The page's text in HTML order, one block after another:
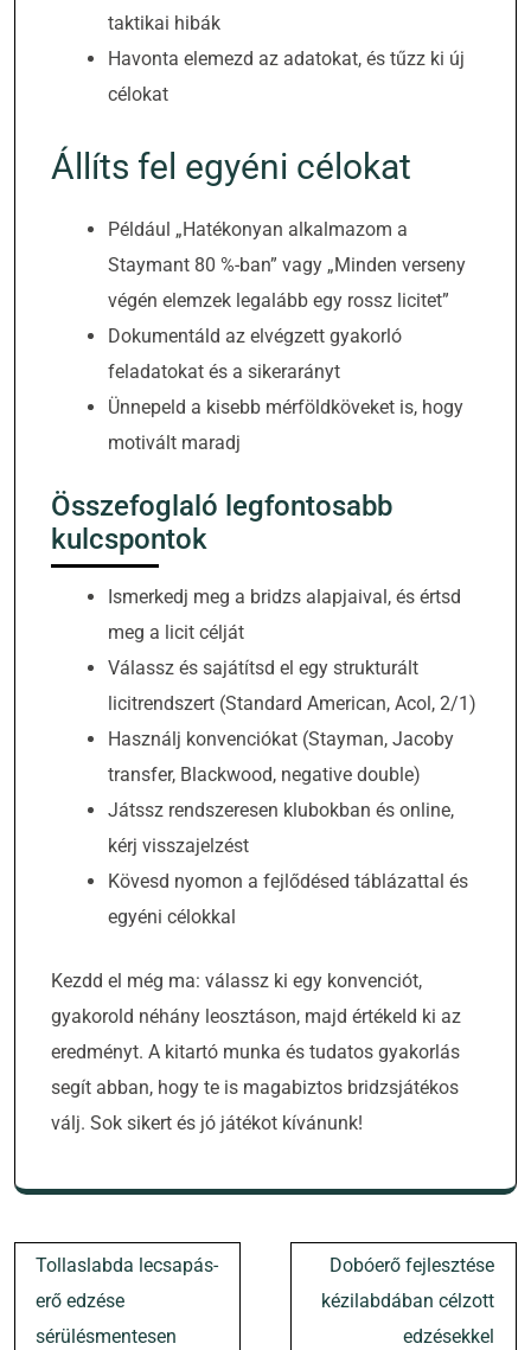
taktikai hibák
Havonta elemezd az adatokat, és tűzz ki új
célokat
Állíts fel egyéni célokat
Például „Hatékonyan alkalmazom a
Staymant 80 %-ban” vagy „Minden verseny
végén elemzek legalább egy rossz licitet”
Dokumentáld az elvégzett gyakorló
feladatokat és a sikerarányt
Ünnepeld a kisebb mérföldköveket is, hogy
motivált maradj
Összefoglaló legfontosabb
kulcspontok
Ismerkedj meg a bridzs alapjaival, és értsd
meg a licit célját
Válassz és sajátítsd el egy strukturált
licitrendszert (Standard American, Acol, 2/1)
Használj konvenciókat (Stayman, Jacoby
transfer, Blackwood, negative double)
Játssz rendszeresen klubokban és online,
kérj visszajelzést
Kövesd nyomon a fejlődésed táblázattal és
egyéni célokkal
Kezdd el még ma: válassz ki egy konvenciót,
gyakorold néhány leosztáson, majd értékeld ki az
eredményt. A kitartó munka és tudatos gyakorlás
segít abban, hogy te is magabiztos bridzsjátékos
válj. Sok sikert és jó játékot kívánunk!
Bejegyzés
navigáció
Tollaslabda lecsapás-
erő edzése
sérülésmentesen
Dobóerő fejlesztése
kézilabdában célzott
edzésekkel